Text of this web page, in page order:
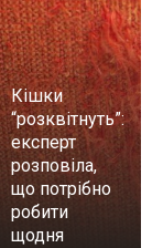
Кішки
“розквітнуть”:
експерт
розповіла,
що потрібно
робити
щодня